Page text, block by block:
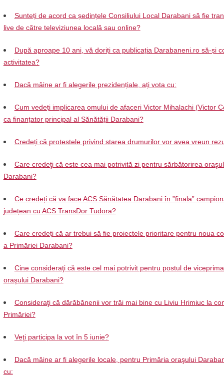
Sunteți de acord ca ședințele Consiliului Local Darabani să fie
live de către televiziunea locală sau online?
După aproape 10 ani, vă doriți ca publicația Darabaneni.ro să-și
activitatea?
Dacă mâine ar fi alegerile prezidențiale, ați vota cu:
Cum vedeți implicarea omului de afaceri Victor Mihalachi (Victor
ca finanțator principal al Sănătății Darabani?
Credeți că protestele privind starea drumurilor vor avea vreun
Care credeţi că este cea mai potrivită zi pentru sărbătorirea
Darabani?
Ce credeți că va face ACS Sănătatea Darabani în ”finala”
județean cu ACS TransDor Tudora?
Care credeți că ar trebui să fie proiectele prioritare pentru noua
a Primăriei Darabani?
Cine consideraţi că este cel mai potrivit pentru postul de
oraşului Darabani?
Consideraţi că dărăbănenii vor trăi mai bine cu Liviu Hrimiuc la
Primăriei?
Veţi participa la vot în 5 iunie?
Dacă mâine ar fi alegerile locale, pentru Primăria oraşului
cu: